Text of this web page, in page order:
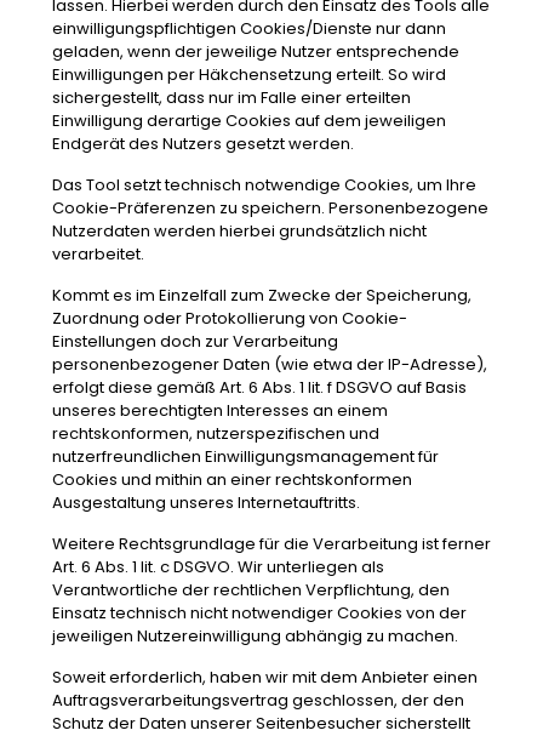
lassen. Hierbei werden durch den Einsatz des Tools alle
einwilligungspflichtigen Cookies/Dienste nur dann
geladen, wenn der jeweilige Nutzer entsprechende
Einwilligungen per Häkchensetzung erteilt. So wird
sichergestellt, dass nur im Falle einer erteilten
Einwilligung derartige Cookies auf dem jeweiligen
Endgerät des Nutzers gesetzt werden.
Das Tool setzt technisch notwendige Cookies, um Ihre
Cookie-Präferenzen zu speichern. Personenbezogene
Nutzerdaten werden hierbei grundsätzlich nicht
verarbeitet.
Kommt es im Einzelfall zum Zwecke der Speicherung,
Zuordnung oder Protokollierung von Cookie-
Einstellungen doch zur Verarbeitung
personenbezogener Daten (wie etwa der IP-Adresse),
erfolgt diese gemäß Art. 6 Abs. 1 lit. f DSGVO auf Basis
unseres berechtigten Interesses an einem
rechtskonformen, nutzerspezifischen und
nutzerfreundlichen Einwilligungsmanagement für
Cookies und mithin an einer rechtskonformen
Ausgestaltung unseres Internetauftritts.
Weitere Rechtsgrundlage für die Verarbeitung ist ferner
Art. 6 Abs. 1 lit. c DSGVO. Wir unterliegen als
Verantwortliche der rechtlichen Verpflichtung, den
Einsatz technisch nicht notwendiger Cookies von der
jeweiligen Nutzereinwilligung abhängig zu machen.
Soweit erforderlich, haben wir mit dem Anbieter einen
Auftragsverarbeitungsvertrag geschlossen, der den
Schutz der Daten unserer Seitenbesucher sicherstellt